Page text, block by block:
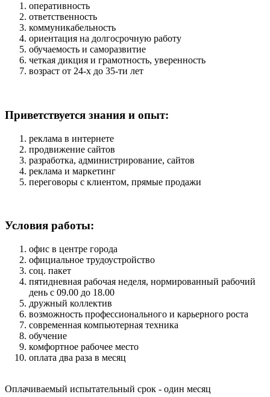
оперативность
ответственность
коммуникабельность
ориентация на долгосрочную работу
обучаемость и саморазвитие
четкая дикция и грамотность, уверенность
возраст от 24-х до 35-ти лет
Приветствуется знания и опыт:
реклама в интернете
продвижение сайтов
разработка, администрирование, сайтов
реклама и маркетинг
переговоры с клиентом, прямые продажи
Условия работы:
офис в центре города
официальное трудоустройство
соц. пакет
пятидневная рабочая неделя, нормированный рабочий
день с 09.00 до 18.00
дружный коллектив
возможность профессионального и карьерного роста
современная компьютерная техника
обучение
комфортное рабочее место
оплата два раза в месяц
Оплачиваемый испытательный срок - один месяц